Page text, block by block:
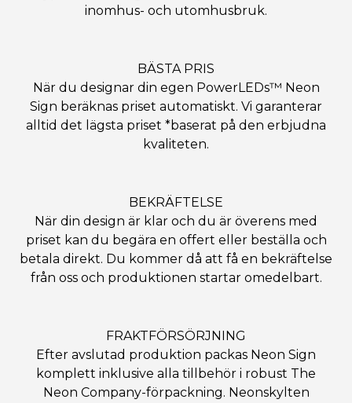
inomhus- och utomhusbruk.
BÄSTA PRIS
När du designar din egen PowerLEDs™ Neon
Sign beräknas priset automatiskt. Vi garanterar
alltid det lägsta priset *baserat på den erbjudna
kvaliteten.
BEKRÄFTELSE
När din design är klar och du är överens med
priset kan du begära en offert eller beställa och
betala direkt. Du kommer då att få en bekräftelse
från oss och produktionen startar omedelbart.
FRAKTFÖRSÖRJNING
Efter avslutad produktion packas Neon Sign
komplett inklusive alla tillbehör i robust The
Neon Company-förpackning. Neonskylten